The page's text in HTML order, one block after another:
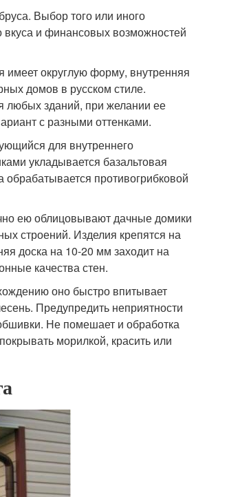
Выбор того или иного
вкуса и финансовых возможностей
имеет округлую форму, внутренняя
домов в русском стиле.
любых зданий, при желании ее
с разными оттенками.
для внутреннего
укладывается базальтовая
противогрибковой
ею облицовывают дачные домики
строений. Изделия крепятся на
доска на 10-20 мм заходит на
качества стен.
оно быстро впитывает
Предупредить неприятности
Не помешает и обработка
морилкой, красить или